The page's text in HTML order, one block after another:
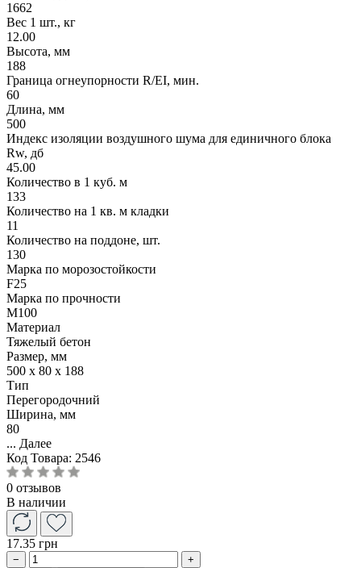
1662
Вес 1 шт., кг
12.00
Высота, мм
188
Граница огнеупорности R/EI, мин.
60
Длина, мм
500
Индекс изоляции воздушного шума для единичного блока
Rw, дб
45.00
Количество в 1 куб. м
133
Количество на 1 кв. м кладки
11
Количество на поддоне, шт.
130
Марка по морозостойкости
F25
Марка по прочности
М100
Материал
Тяжелый бетон
Размер, мм
500 х 80 х 188
Тип
Перегородочний
Ширина, мм
80
... Далее
Код Товара: 2546
0 отзывов
В наличии
17.35 грн
−
+